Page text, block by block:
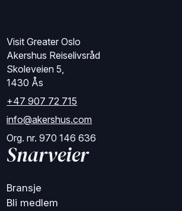
Visit Greater Oslo
Akershus Reiselivsråd
Skoleveien 5,
1430 Ås
+47 907 72 715
info@akershus.com
Org. nr. 970 146 636
Snarveier
Bransje
Bli medlem